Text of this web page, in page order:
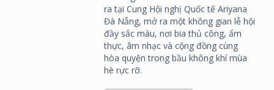
ra tại Cung Hội nghị Quốc tế Ariyana
Đà Nẵng, mở ra một không gian lễ hội
đầy sắc màu, nơi bia thủ công, ẩm
thực, âm nhạc và cộng đồng cùng
hòa quyện trong bầu không khí mùa
hè rực rỡ.